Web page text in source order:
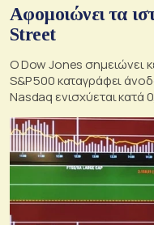
Αφομοιώνει τα
Street
Ο Dow Jones σημειώνει
S&P 500 καταγράφει
Nasdaq ενισχύεται κατά